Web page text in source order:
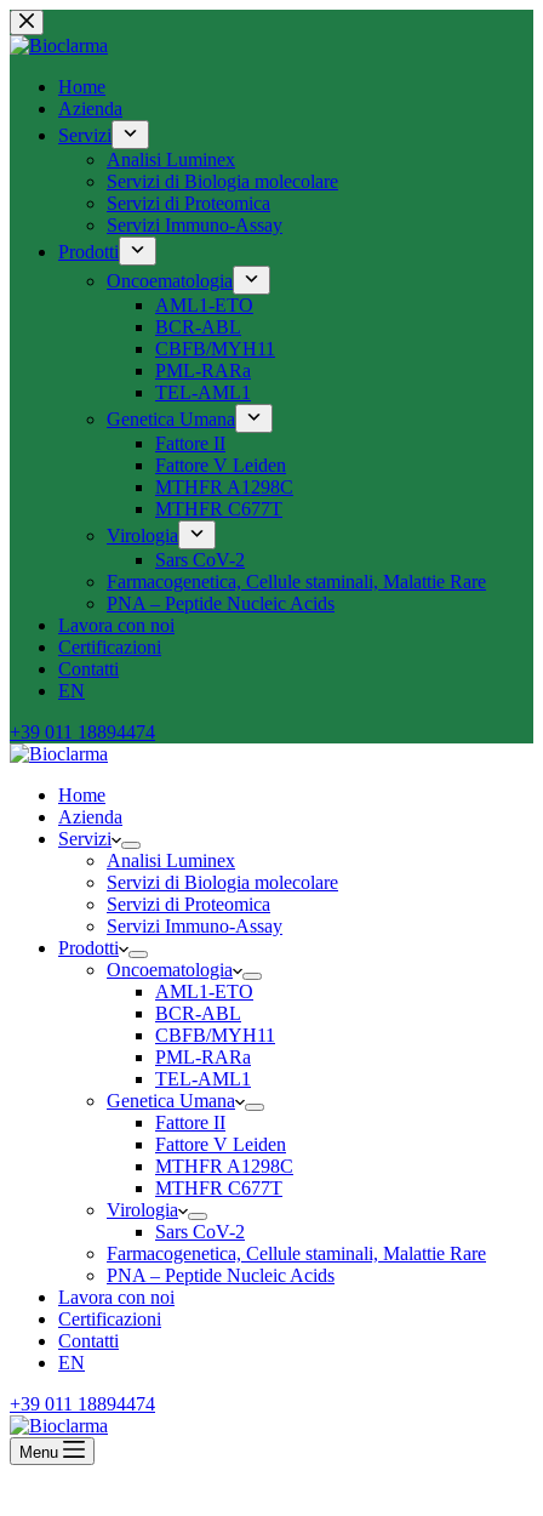
Salta
al
Home
Azienda
Servizi
Analisi Luminex
Servizi di Biologia molecolare
Servizi di Proteomica
Servizi Immuno-Assay
Prodotti
Oncoematologia
AML1-ETO
BCR-ABL
CBFB/MYH11
PML-RARa
TEL-AML1
Genetica Umana
Fattore II
Fattore V Leiden
MTHFR A1298C
MTHFR C677T
Virologia
Sars CoV-2
Farmacogenetica, Cellule staminali, Malattie Rare
PNA – Peptide Nucleic Acids
Lavora con noi
Certificazioni
Contatti
EN
+39 011 18894474
Home
Azienda
Servizi
Analisi Luminex
Servizi di Biologia molecolare
Servizi di Proteomica
Servizi Immuno-Assay
Prodotti
Oncoematologia
AML1-ETO
BCR-ABL
CBFB/MYH11
PML-RARa
TEL-AML1
Genetica Umana
Fattore II
Fattore V Leiden
MTHFR A1298C
MTHFR C677T
Virologia
Sars CoV-2
Farmacogenetica, Cellule staminali, Malattie Rare
PNA – Peptide Nucleic Acids
Lavora con noi
Certificazioni
Contatti
EN
+39 011 18894474
Menu